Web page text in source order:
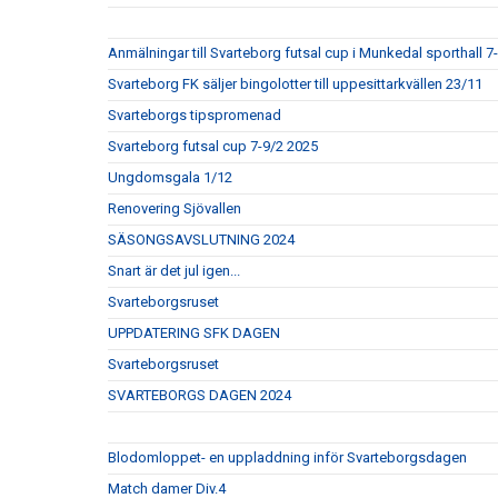
Anmälningar till Svarteborg futsal cup i Munkedal sporthall
Svarteborg FK säljer bingolotter till uppesittarkvällen 23/11
Svarteborgs tipspromenad
Svarteborg futsal cup 7-9/2 2025
Ungdomsgala 1/12
Renovering Sjövallen
SÄSONGSAVSLUTNING 2024
Snart är det jul igen...
Svarteborgsruset
UPPDATERING SFK DAGEN
Svarteborgsruset
SVARTEBORGS DAGEN 2024
Blodomloppet- en uppladdning inför Svarteborgsdagen
Match damer Div.4